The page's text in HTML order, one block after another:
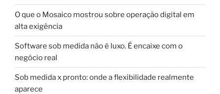
O que o Mosaico mostrou sobre operação digital em
alta exigência
Software sob medida não é luxo. É encaixe com o
negócio real
Sob medida x pronto: onde a flexibilidade realmente
aparece